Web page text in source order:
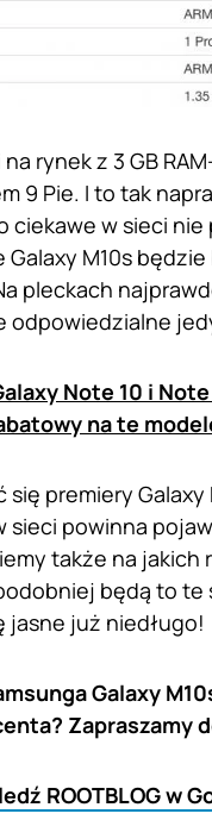
rynek z 3 GB
9 Pie. I to tak
w sieci
M10s
pleckach
Note 10 i
na te
premiery
sieci powinna
także na
będą to te
jasne już niedługo!
Galaxy
Zapraszamy
ROOTBLOG w